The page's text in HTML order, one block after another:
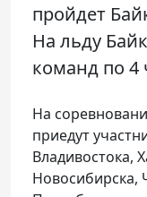
пройдет
На льду
команд по 4
На
приедут
Владивостока,
Новосибирска,